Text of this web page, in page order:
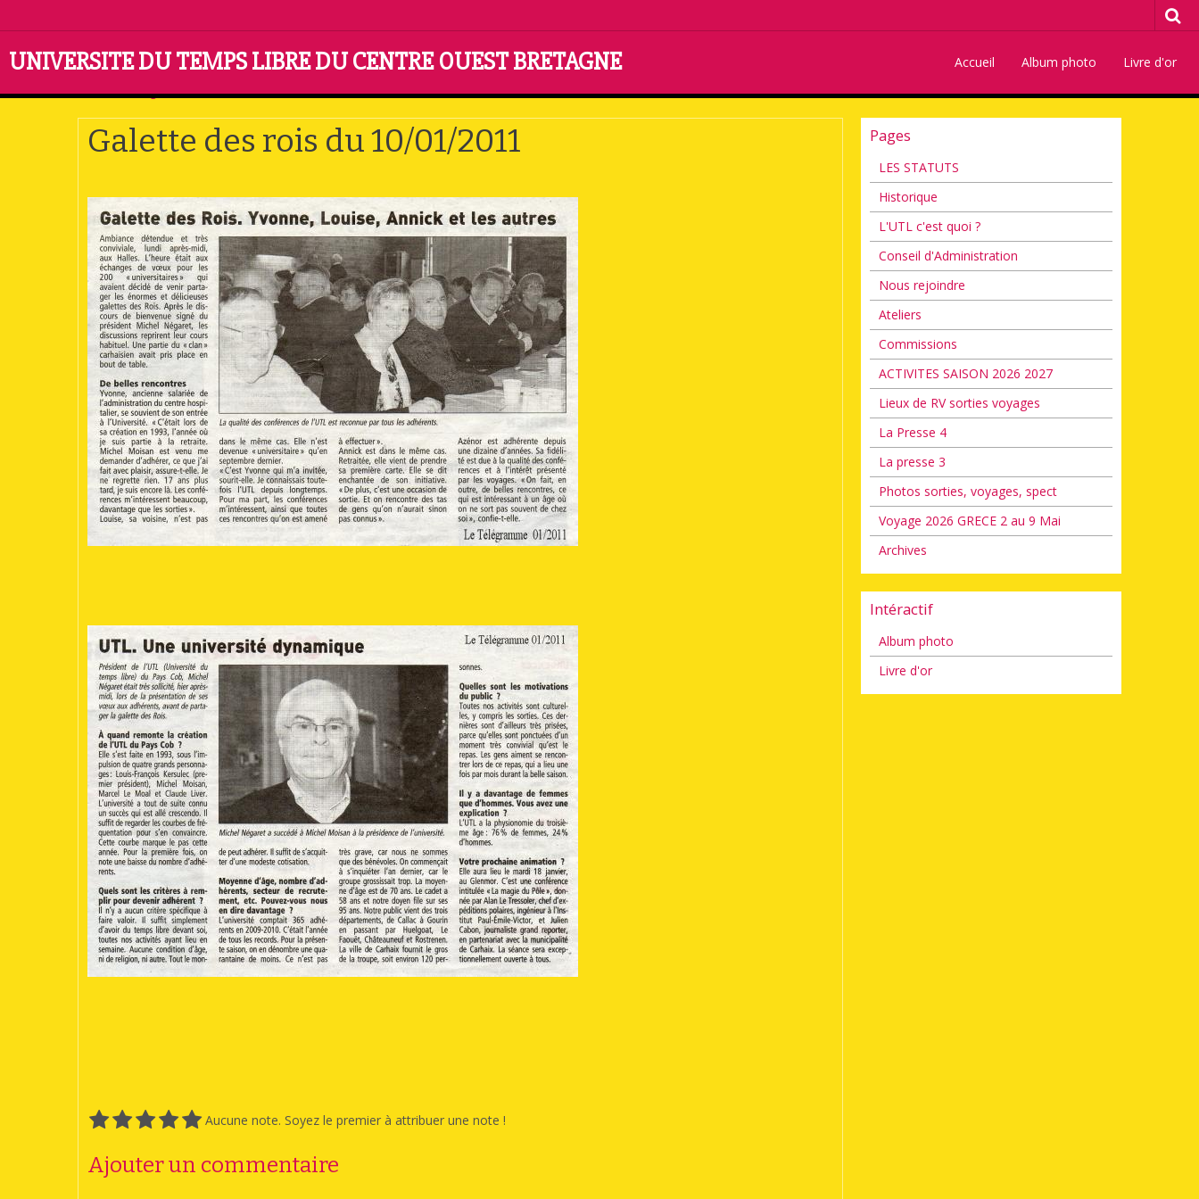
UNIVERSITE DU TEMPS LIBRE DU CENTRE OUEST BRETAGNE Accueil Album photo Livre d'or
Accueil Pages cachées Galette des rois du 10/01/2011
Galette des rois du 10/01/2011
Aucune note. Soyez le premier à attribuer une note !
Ajouter un commentaire
Pages
LES STATUTS
Historique
L'UTL c'est quoi ?
Conseil d'Administration
Nous rejoindre
Ateliers
Commissions
ACTIVITES SAISON 2026 2027
Lieux de RV sorties voyages
La Presse 4
La presse 3
Photos sorties, voyages, spect
Voyage 2026 GRECE 2 au 9 Mai
Archives
Intéractif
Album photo
Livre d'or